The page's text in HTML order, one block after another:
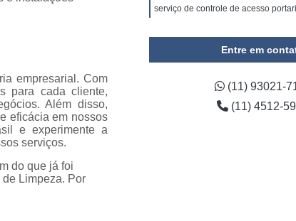
Empresa de Conservação e Limpeza Predial
Empresa de Limpeza e Conservação Predial
Empresa de Serviços de Conservação e Limpeza
Empresa de Serviços de Limpeza e Conservação
Empresa Terceirizada de Conservação Predial
Empresa Terceirizada de Limpeza e Conservação
Terceirizada de Limpeza e Conservação de
empresarial. Com
para cada cliente,
Além disso,
eficácia em nossos
e experimente a
serviços.
do que já foi
Limpeza. Por
serviço de controle de acesso
Entre em
(11) 93021-
(11) 4512-